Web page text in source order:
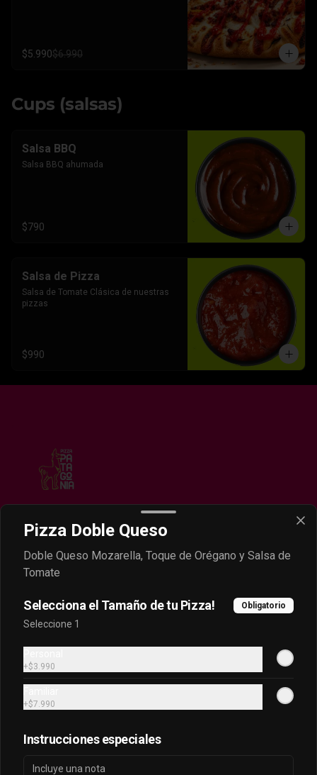
$5.990$6.990
Cups (salsas)
Salsa BBQ
Salsa BBQ ahumada
$790
Salsa de Pizza
Salsa de Tomate Clásica de nuestras
pizzas
$990
Conócenos
Despacho
Términos y condiciones
Política de privacidad
Redes sociales
Facebook
Mi cuenta
Pizza Doble Queso
Doble Queso Mozarella, Toque de Orégano y Salsa de
Tomate
Selecciona el Tamaño de tu Pizza! Obligatorio
Seleccione 1
+$3.990
+$7.990
Instrucciones especiales